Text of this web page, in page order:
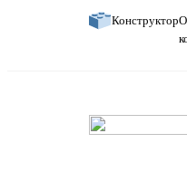
КонструкторО